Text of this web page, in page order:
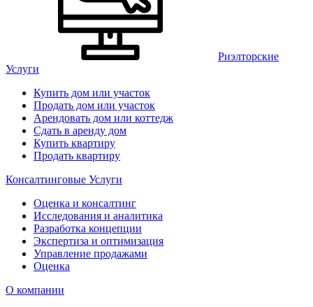
Риэлторские
Услуги
Купить дом или участок
Продать дом или участок
Арендовать дом или коттедж
Сдать в аренду дом
Купить квартиру
Продать квартиру
Консалтинговые Услуги
Оценка и консалтинг
Исследования и аналитика
Разработка концепции
Экспертиза и оптимизация
Управление продажами
Оценка
О компании